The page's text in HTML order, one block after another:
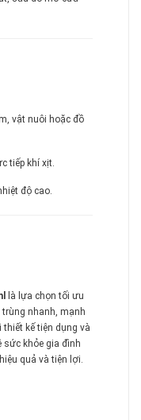
vật nuôi hoặc đồ
tiếp khí xịt.
độ cao.
là lựa chọn tối ưu
nhanh, mạnh
kế tiện dụng và
sức khỏe gia đình
quả và tiện lợi.